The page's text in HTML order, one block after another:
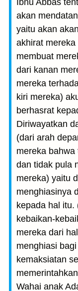
Ibnu Abbas
akan
yaitu akan
akhirat
membuat
dari kanan
mereka
kiri mereka)
berhasrat
Diriwayatkan
(dari arah
mereka
dan tidak pula
mereka) yaitu
menghiasinya
kepada hal itu.
kebaikan-
mereka dari
menghiasi
kemaksiatan
Wahai anak